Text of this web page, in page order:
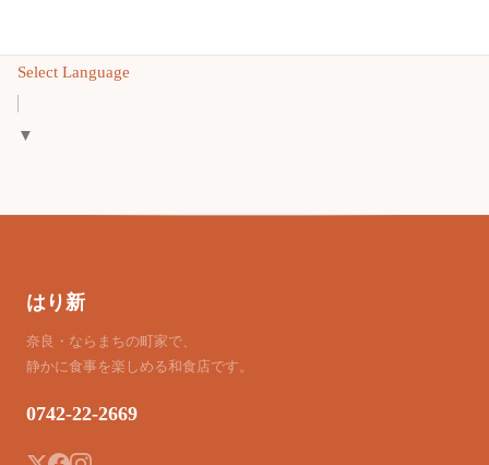
Select Language
▼
はり新
奈良・ならまちの町家で、
静かに食事を楽しめる和食店です。
0742-22-2669